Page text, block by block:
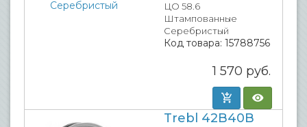
ЦО 58.6
Штампованные
Серебристый
Код товара: 15788756
1 570 руб.
Trebl 42B40B